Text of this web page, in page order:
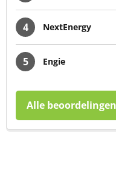
4 NextEnergy
5 Engie
Alle beoordelingen